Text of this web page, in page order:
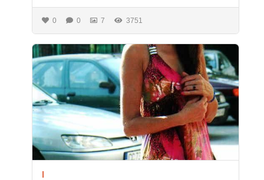
0 0 7 3751
I